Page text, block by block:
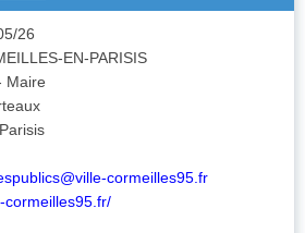
26
EN-PARISIS
Maire
cormeilles95.fr
cormeilles95.fr/